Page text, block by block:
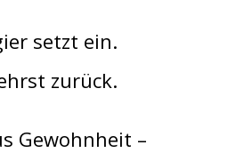
setzt ein.
zurück.
Gewohnheit –